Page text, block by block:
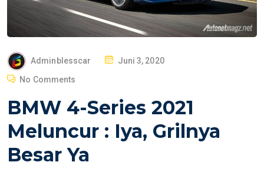
Adminblesscar
T
Juni 3, 2020
No Comments
BMW 4-Series 2021
Meluncur : Iya, Grilnya
Besar Ya